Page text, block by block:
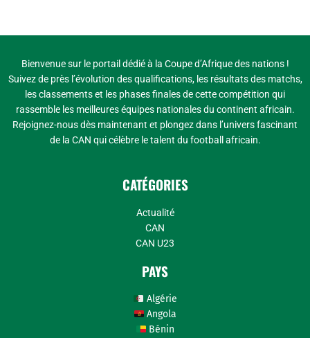
Bienvenue sur le portail dédié à la Coupe d’Afrique des nations !
Suivez de près l’évolution des qualifications, les résultats des matchs,
les classements et les phases finales de cette compétition qui
rassemble les meilleures équipes nationales du continent africain.
Rejoignez-nous dès maintenant et plongez dans l’univers fascinant
de la CAN qui célèbre le talent du football africain.
CATÉGORIES
Actualité
CAN
CAN U23
PAYS
Algérie
Angola
Bénin